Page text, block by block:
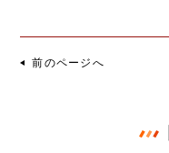
前のページへ